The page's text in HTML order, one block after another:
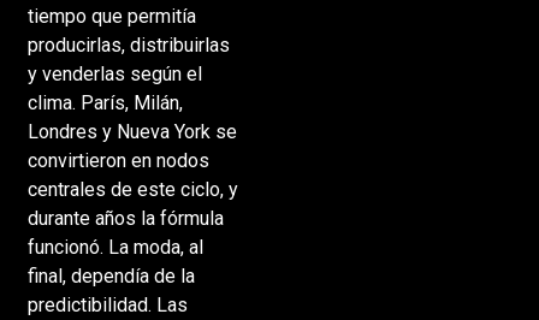
tiempo que permitía
producirlas, distribuirlas
y venderlas según el
clima. París, Milán,
Londres y Nueva York se
convirtieron en nodos
centrales de este ciclo, y
durante años la fórmula
funcionó. La moda, al
final, dependía de la
predictibilidad. Las